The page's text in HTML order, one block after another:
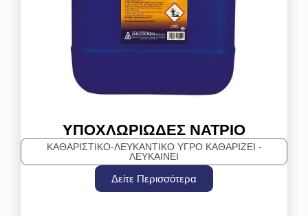
ΥΠΟΧΛΩΡΙΩΔΕΣ ΝΑΤΡΙΟ
ΚΑΘΑΡΙΣΤΙΚΟ-ΛΕΥΚΑΝΤΙΚΟ ΥΓΡΟ ΚΑΘΑΡΊΖΕΙ -
ΛΕΥΚΑΊΝΕΙ
Δείτε Περισσότερα